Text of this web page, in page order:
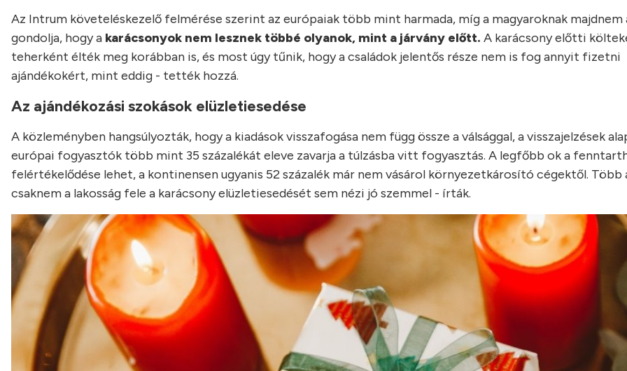
Az Intrum követeléskezelő felmérése szerint az európaiak több mint harmada, míg a magyaroknak majdnem
gondolja, hogy a karácsonyok nem lesznek többé olyanok, mint a járvány előtt. A karácsony előtti
teherként élték meg korábban is, és most úgy tűnik, hogy a családok jelentős része nem is fog annyit fizetni
ajándékokért, mint eddig - tették hozzá.
Az ajándékozási szokások elüzletiesedése
A közleményben hangsúlyozták, hogy a kiadások visszafogása nem függ össze a válsággal, a visszajelzések
európai fogyasztók több mint 35 százalékát eleve zavarja a túlzásba vitt fogyasztás. A legfőbb ok a
felértékelődése lehet, a kontinensen ugyanis 52 százalék már nem vásárol környezetkárosító cégektől. Több
csaknem a lakosság fele a karácsony elüzletiesedését sem nézi jó szemmel - írták.